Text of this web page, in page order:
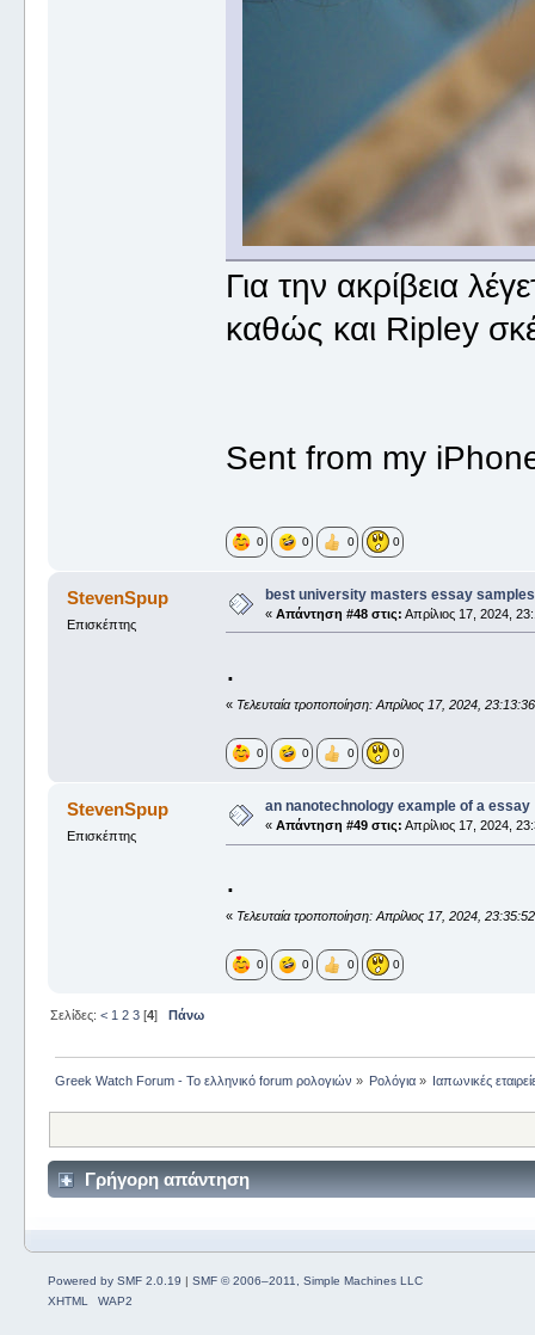
Για την ακρίβεια
καθώς και Ripley
Sent from my
0 0 0 0
StevenSpup
Επισκέπτης
best university masters essay samples
« Απάντηση #48 στις: Απρίλιος 17, 2024,
.
« Τελευταία τροποποίηση: Απρίλιος 17, 2024,
0 0 0 0
StevenSpup
Επισκέπτης
an nanotechnology example of a essay
« Απάντηση #49 στις: Απρίλιος 17, 2024,
.
« Τελευταία τροποποίηση: Απρίλιος 17, 2024,
0 0 0 0
Σελίδες: < 1 2 3[4] Πάνω
Greek Watch Forum - Το ελληνικό forum ρολογιών » Ρολόγια » Ιαπωνικές
Γρήγορη απάντηση
Powered by SMF 2.0.19 | SMF © 2006–2011, Simple Machines LLC
XHTML
WAP2